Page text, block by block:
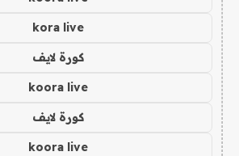
kora live
كورة لايف
koora live
كورة لايف
koora live